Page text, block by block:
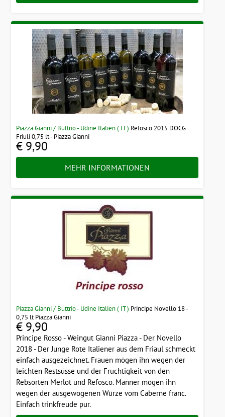
Piazza Gianni / Buttrio - Udine Italien ( IT ) Refosco 2015 DOCG
Friuli 0,75 lt - Piazza Gianni
€ 9,90
MEHR INFORMATIONEN
Piazza Gianni / Buttrio - Udine Italien ( IT ) Principe Novello 18 -
0,75 lt Piazza Gianni
€ 9,90
Principe Rosso - Weingut Gianni Piazza - Der Novello
2018 - Der Junge Rote Italiener aus dem Friaul schmeckt
einfach ausgezeichnet. Frauen mögen ihn wegen der
leichten Restsüsse und der Fruchtigkeit von den
Rebsorten Merlot und Refosco. Männer mögen ihn
wegen der ausgewogenen Würze vom Caberne franc.
Einfach trinkfreude pur.